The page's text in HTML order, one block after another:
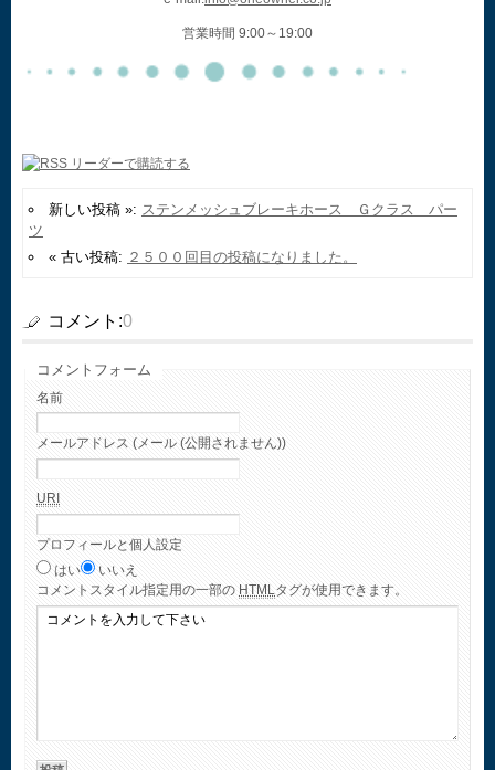
営業時間 9:00～19:00
新しい投稿 »: ステンメッシュブレーキホース Ｇクラス パー
ツ
« 古い投稿: ２５００回目の投稿になりました。
コメント:0
コメントフォーム
名前
メールアドレス (メール (公開されません))
URI
プロフィールと個人設定
はい
いいえ
コメント スタイル指定用の一部の HTMLタグが使用できます。